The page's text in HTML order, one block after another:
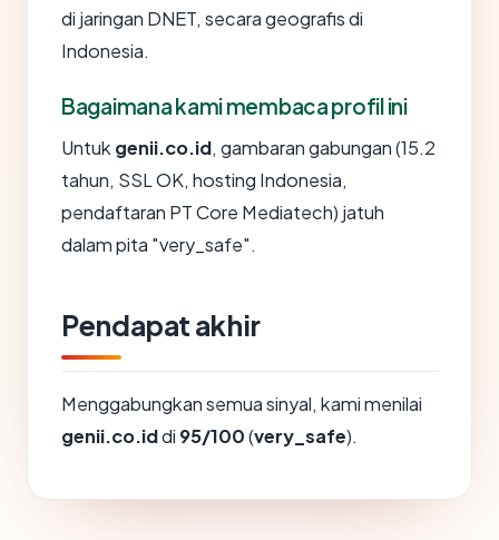
di jaringan DNET, secara geografis di
Indonesia.
Bagaimana kami membaca profil ini
Untuk genii.co.id, gambaran gabungan (15.2
tahun, SSL OK, hosting Indonesia,
pendaftaran PT Core Mediatech) jatuh
dalam pita "very_safe".
Pendapat akhir
Menggabungkan semua sinyal, kami menilai
genii.co.iddi 95/100(very_safe).